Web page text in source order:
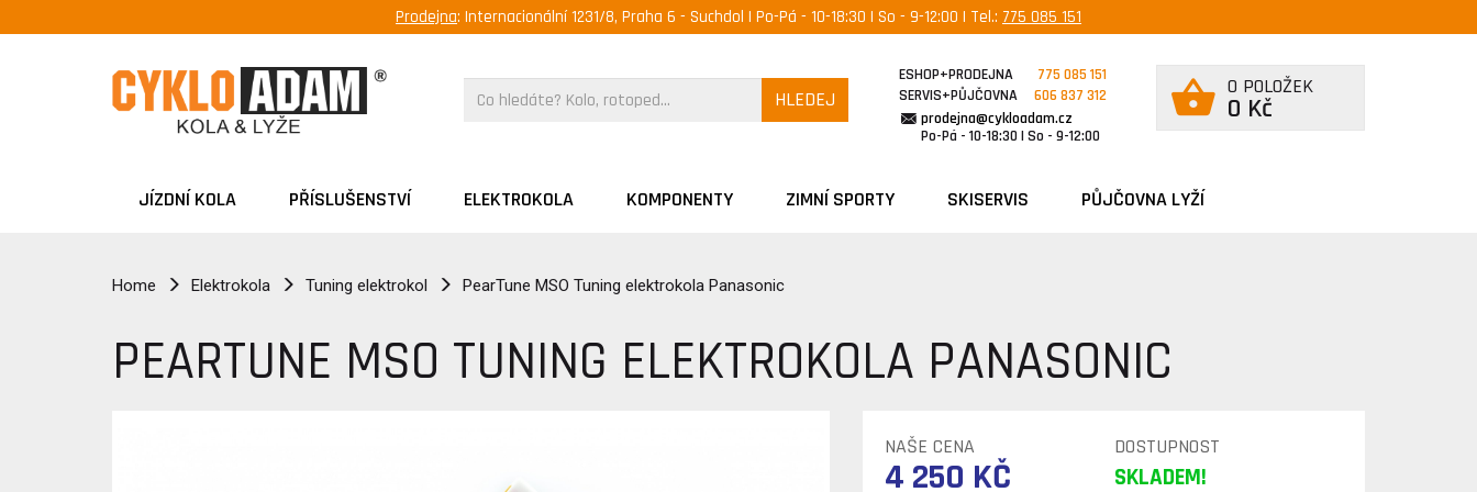
Prodejna: Internacionální 1231/8, Praha 6 - Suchdol | Po-Pá - 10-18:30 | So - 9-12:00 | Tel.: 775 085 151
HLEDEJ
ESHOP+PRODEJNA
775 085 151
SERVIS+PŮJČOVNA
606 837 312
prodejna@cykloadam.cz
Po-Pá - 10-18:30 | So - 9-12:00
0 POLOŽEK
0 Kč
JÍZDNÍ KOLA PŘÍSLUŠENSTVÍ ELEKTROKOLA KOMPONENTY ZIMNÍ SPORTY SKISERVIS PŮJČOVNA LYŽÍ
Home Elektrokola Tuning elektrokol PearTune MSO Tuning elektrokola Panasonic
PEARTUNE MSO TUNING ELEKTROKOLA PANASONIC
NAŠE CENA DOSTUPNOST
4 250 KČ SKLADEM!